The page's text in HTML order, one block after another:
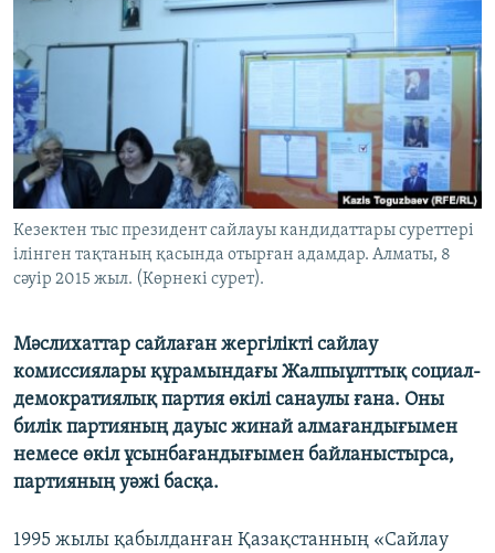
АРНАЙЫ ЖОБАЛАР
Русский
ЖАЗЫЛЫҢЫЗ
Басқа тілдерде
Кезектен тыс президент сайлауы кандидаттары суреттері
ілінген тақтаның қасында отырған адамдар. Aлматы, 8
сәуір 2015 жыл. (Көрнекі сурет).
Мәслихаттар сайлаған жергілікті сайлау
комиссиялары құрамындағы Жалпыұлттық социал-
демократиялық партия өкілі санаулы ғана. Оны
билік партияның дауыс жинай алмағандығымен
немесе өкіл ұсынбағандығымен байланыстырса,
партияның уәжі басқа.
1995 жылы қабылданған Қазақстанның «Сайлау